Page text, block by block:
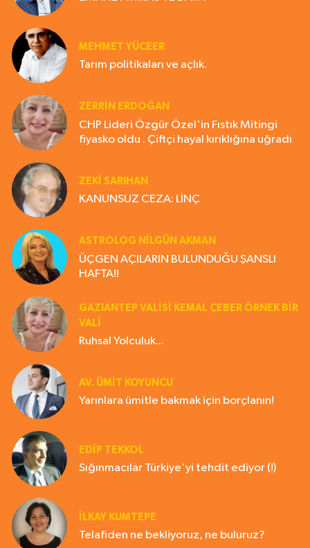
MEHMET YÜCEER
Tarım politikaları ve açlık.
ZERRIN ERDOĞAN
CHP Lideri Özgür Özel'in Fıstık Mitingi
fiyasko oldu . Çiftçi hayal kırıklığına uğradı
ZEKI SARIHAN
KANUNSUZ CEZA: LİNÇ
ASTROLOG NILGÜN AKMAN
ÜÇGEN AÇILARIN BULUNDUĞU ŞANSLI
HAFTA!!
GAZIANTEP VALISI KEMAL ÇEBER ÖRNEK BİR
VALİ
Ruhsal Yolculuk...
AV. ÜMIT KOYUNCU
Yarınlara ümitle bakmak için borçlanın!
EDIP TEKKOL
Sığınmacılar Türkiye'yi tehdit ediyor (!)
İLKAY KUMTEPE
Telafiden ne bekliyoruz, ne buluruz?